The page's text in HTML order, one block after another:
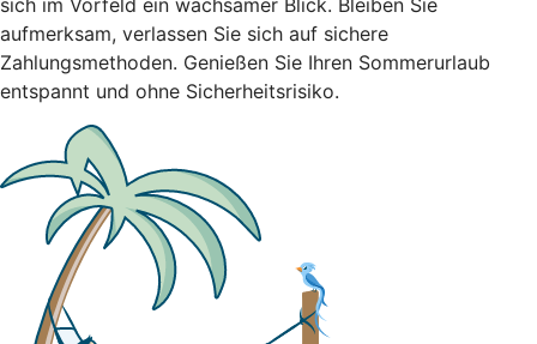
aufmerksam, verlassen Sie sich auf sichere
Zahlungsmethoden. Genießen Sie Ihren Sommerurlaub
entspannt und ohne Sicherheitsrisiko.